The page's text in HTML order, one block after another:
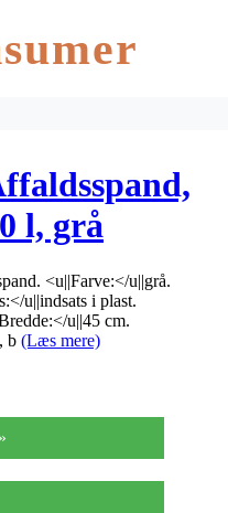
l, grå
vare
ikke
<u||Farve:</u||grå.
u||indsats i plast.
u||45 cm.
b (Læs mere)